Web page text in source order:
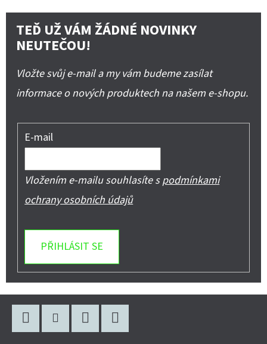
TEĎ UŽ VÁM ŽÁDNÉ NOVINKY
NEUTEČOU!
Vložte svůj e-mail a my vám budeme zasílat
informace o nových produktech na našem e-shopu.
E-mail
Vložením e-mailu souhlasíte spodmínkami
ochrany osobních údajů
PŘIHLÁSIT SE